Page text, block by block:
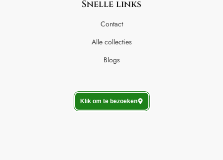
Snelle links
Contact
Alle collecties
Blogs
Klik om te bezoeken